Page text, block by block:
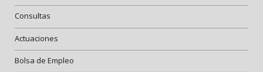
Consultas
Actuaciones
Bolsa de Empleo